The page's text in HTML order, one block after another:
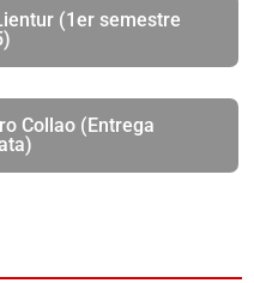
(1er semestre
Collao (Entrega